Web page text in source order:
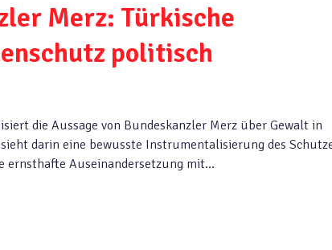
Merz: Türkische
politisch
die Aussage von Bundeskanzler Merz über Gewalt in
darin eine bewusste Instrumentalisierung des
ernsthafte Auseinandersetzung mit…